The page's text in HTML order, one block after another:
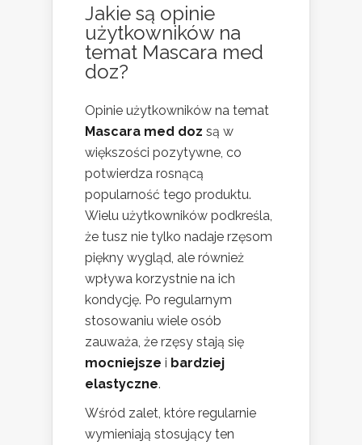
Jakie są opinie
użytkowników na
temat Mascara med
doz?
Opinie użytkowników na temat
Mascara med doz są w
większości pozytywne, co
potwierdza rosnącą
popularność tego produktu.
Wielu użytkowników podkreśla,
że tusz nie tylko nadaje rzęsom
piękny wygląd, ale również
wpływa korzystnie na ich
kondycję. Po regularnym
stosowaniu wiele osób
zauważa, że rzęsy stają się
mocniejsze i bardziej
elastyczne.
Wśród zalet, które regularnie
wymieniają stosujący ten